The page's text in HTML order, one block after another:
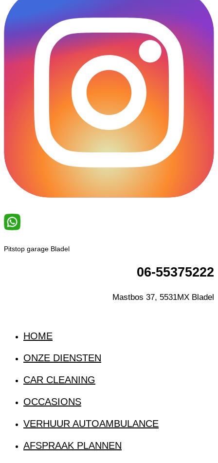
Pitstop garage Bladel
06-55375222
Mastbos 37, 5531MX Bladel
HOME
ONZE DIENSTEN
CAR CLEANING
OCCASIONS
VERHUUR AUTOAMBULANCE
AFSPRAAK PLANNEN